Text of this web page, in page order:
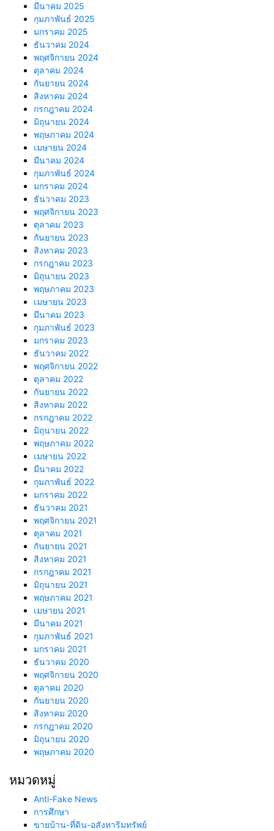
มีนาคม 2025
กุมภาพันธ์ 2025
มกราคม 2025
ธันวาคม 2024
พฤศจิกายน 2024
ตุลาคม 2024
กันยายน 2024
สิงหาคม 2024
กรกฎาคม 2024
มิถุนายน 2024
พฤษภาคม 2024
เมษายน 2024
มีนาคม 2024
กุมภาพันธ์ 2024
มกราคม 2024
ธันวาคม 2023
พฤศจิกายน 2023
ตุลาคม 2023
กันยายน 2023
สิงหาคม 2023
กรกฎาคม 2023
มิถุนายน 2023
พฤษภาคม 2023
เมษายน 2023
มีนาคม 2023
กุมภาพันธ์ 2023
มกราคม 2023
ธันวาคม 2022
พฤศจิกายน 2022
ตุลาคม 2022
กันยายน 2022
สิงหาคม 2022
กรกฎาคม 2022
มิถุนายน 2022
พฤษภาคม 2022
เมษายน 2022
มีนาคม 2022
กุมภาพันธ์ 2022
มกราคม 2022
ธันวาคม 2021
พฤศจิกายน 2021
ตุลาคม 2021
กันยายน 2021
สิงหาคม 2021
กรกฎาคม 2021
มิถุนายน 2021
พฤษภาคม 2021
เมษายน 2021
มีนาคม 2021
กุมภาพันธ์ 2021
มกราคม 2021
ธันวาคม 2020
พฤศจิกายน 2020
ตุลาคม 2020
กันยายน 2020
สิงหาคม 2020
กรกฎาคม 2020
มิถุนายน 2020
พฤษภาคม 2020
หมวดหมู่
Anti-Fake News
การศึกษา
ขายบ้าน-ที่ดิน-อสังหาริมทรัพย์